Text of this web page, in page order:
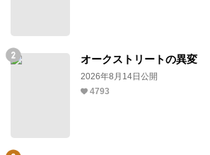
オークストリートの異変
2026年8月14日公開
4793